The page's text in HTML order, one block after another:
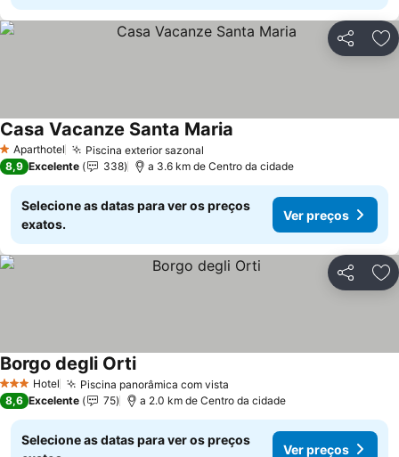
Partilhar
1 Estrelas
Aparthotel Piscina exterior sazonal
Casa Vacanze Santa Maria
8,9 Excelente 338 a 3.6 km de Centro da cidade
Selecione as datas para ver os preços
exatos.
Ver preços
Partilhar
3 EstrelasHotel Piscina panorâmica com vista
Borgo degli Orti
8,6 Excelente 75 a 2.0 km de Centro da cidade
Selecione as datas para ver os preços
Ver preços